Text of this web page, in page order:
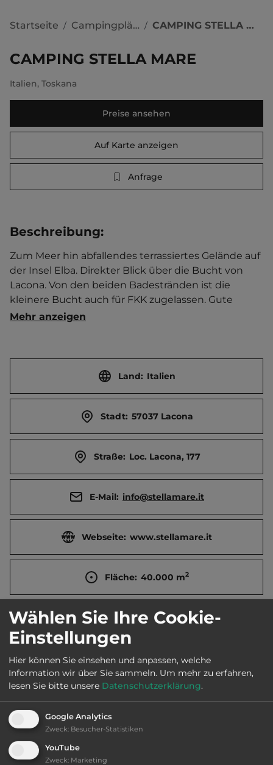
Startseite / Campingplätze / CAMPING STELLA MARE
CAMPING STELLA MARE
Italien, Toskana
Preise ansehen
Auf Karte anzeigen
Anfrage
Beschreibung:
Zum Meer hin abfallendes terrassiertes Gelände auf
der Insel Elba. Direkter Blick über die Bucht von
Lacona. Von den beiden Badestränden ist die
kleinere Bucht auch für FKK zugelassen. Gute
Beschattung durch zahlreiche Kiefern und
musikalische Darbietungen. Miniclub. Organisierte
kostenlose Wanderungen und Kajakausflüge.
erlaubt. Ferienwohnung.  Ort (Lacona) 500 m
entfernt. Touristen-/Dauerstellplätze 188/0.
Mehr anzeigen
Land: Italien
Stadt: 57037 Lacona
Straße: Loc. Lacona, 177
E-Mail: info@stellamare.it
Webseite: www.stellamare.it
Fläche: 40.000 m2
Öffnungszeiten: April bis Okt.
Telefon: 0039 0565 964007
Ausstattung:
bis 55,- Euro
Wählen Sie Ihre Cookie-
Einstellungen
Hier können Sie einsehen und anpassen, welche
Information wir über Sie sammeln. Um mehr zu erfahren,
lesen Sie bitte unsere Datenschutzerklärung.
Google Analytics
Zweck: Besucher-Statistiken
YouTube
Zweck: Marketing